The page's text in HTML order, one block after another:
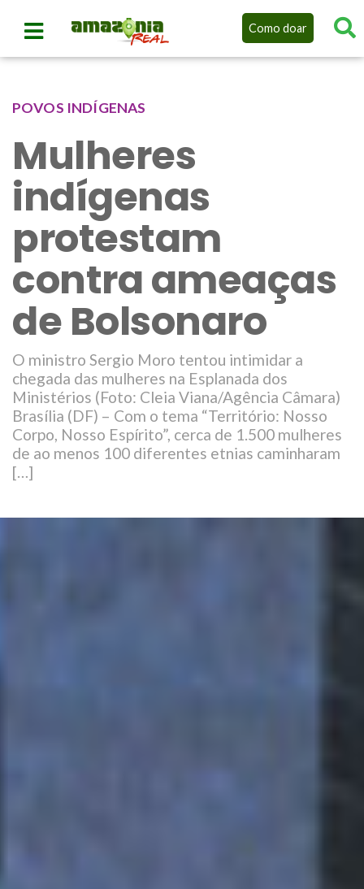
Como doar
POVOS INDÍGENAS
Mulheres
indígenas
protestam
contra ameaças
de Bolsonaro
O ministro Sergio Moro tentou intimidar a
chegada das mulheres na Esplanada dos
Ministérios (Foto: Cleia Viana/Agência Câmara)
Brasília (DF) – Com o tema “Território: Nosso
Corpo, Nosso Espírito”, cerca de 1.500 mulheres
de ao menos 100 diferentes etnias caminharam
[…]